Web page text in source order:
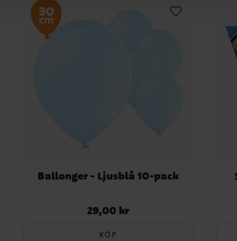
Ballonger - Ljusblå 10-pack
Pris:29,00 kr
29,00 kr
KÖP